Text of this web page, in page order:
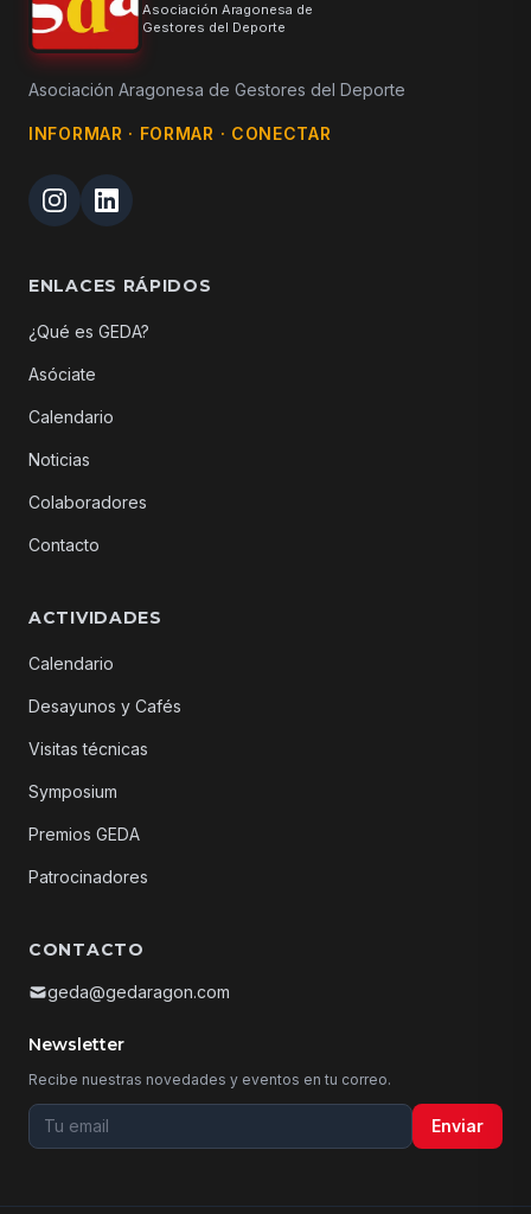
Asociación Aragonesa de
Gestores del Deporte
Asociación Aragonesa de Gestores del Deporte
INFORMAR · FORMAR · CONECTAR
ENLACES RÁPIDOS
¿Qué es GEDA?
Asóciate
Calendario
Noticias
Colaboradores
Contacto
ACTIVIDADES
Calendario
Desayunos y Cafés
Visitas técnicas
Symposium
Premios GEDA
Patrocinadores
CONTACTO
geda@gedaragon.com
Newsletter
Recibe nuestras novedades y eventos en tu correo.
Tu email para la newsletter Enviar